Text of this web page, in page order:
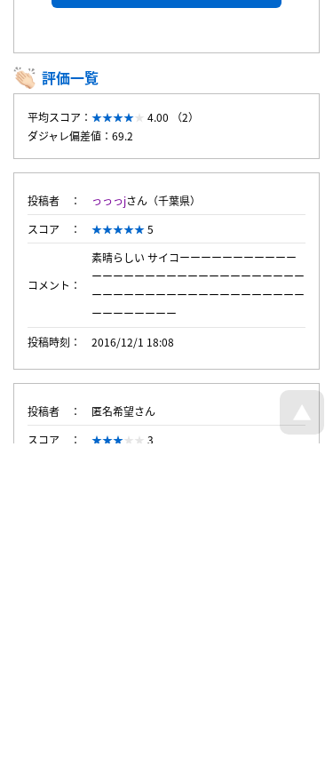
評価一覧
平均スコア：
4.00 （2）
ダジャレ偏差値：69.2
投稿者 っっっjさん（千葉県）
スコア
5
コメント
素晴らしい サイコーーーーーーーーーーー
ーーーーーーーーーーーーーーーーーーーー
ーーーーーーーーーーーーーーーーーーーー
ーーーーーーーー
投稿時刻
2016/12/1 18:08
投稿者
匿名希望さん
スコア
3